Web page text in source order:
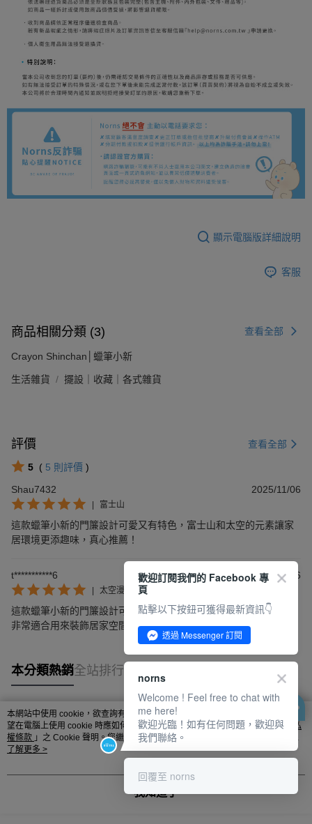
顯示電腦版詳細說明
客服
商品相關分類 (3) 查看全部
Crayon Shinchan│蠟筆小新
生活雜貨 擺設｜收藏｜各式雜貨
評價 查看全部
5 ( 5 則評價 )
Shau7432
2025/11/06
富士山
這款蠟筆小新的門簾設計可愛又有特色，富士山和太空的元素讓家
居環境更添趣味，真心推薦！
t***********6 2025/09/06
太空漫遊
這款蠟筆小新的門簾設計可愛，質料優良，太空的圖案增添趣味，
非常適合用來裝飾居家空間。
本分類熱銷全站排行
熱門標籤
本網站中使用 cookie，欲查詢有關本網站使用 cookie 方式之詳情，及若您不希
望在電腦上使用 cookie 時應如何變更電腦的 cookie 設定，請參閱本網站「
隱私
權條款 」之 Cookie 聲明。您繼續使用本網站即表示您同意本公司得按本網站使
用條款之 Cookie 聲明使用 cookie。
了解更多 >
我知道了
歡迎訂閱我們的 Facebook 專
頁
點擊以下按鈕可獲得最新資訊👇
透過 Messenger 訂閱
norns
Welcome ! Feel free to chat with
me here!
歡迎光臨！如有任何問題，歡迎與
我們聯絡。
回覆至 norns